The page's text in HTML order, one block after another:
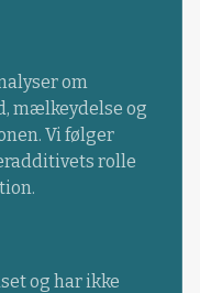
om
mælkeydelse og
Vi følger
rolle
og har ikke